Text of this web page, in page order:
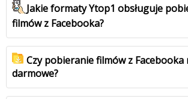
Jakie formaty Ytop1 obsługuje
filmów z Facebooka?
Czy pobieranie filmów z Facebooka
darmowe?